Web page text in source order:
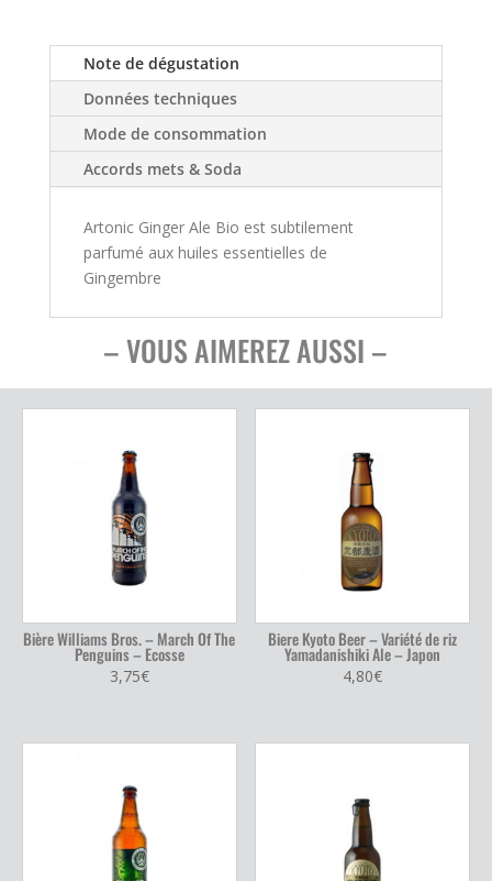
Note de dégustation
Données techniques
Mode de consommation
Accords mets & Soda
Artonic Ginger Ale Bio est subtilement
parfumé aux huiles essentielles de
Gingembre
– VOUS AIMEREZ AUSSI –
Bière Williams Bros. – March Of The
Penguins – Ecosse
3,75€
Biere Kyoto Beer – Variété de riz
Yamadanishiki Ale – Japon
4,80€